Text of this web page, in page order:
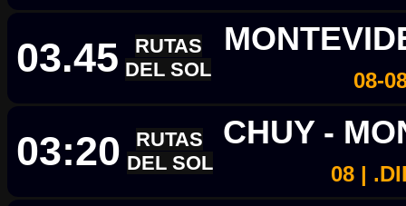
03.45
RUTAS
DEL SOL
08-
03:20
RUTAS
DEL SOL
CHUY -
08 |